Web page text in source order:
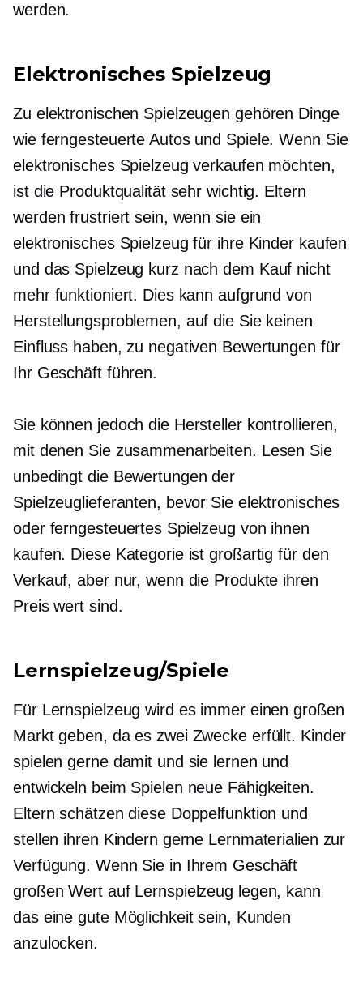
werden.
Elektronisches Spielzeug
Zu elektronischen Spielzeugen gehören Dinge
wie ferngesteuerte Autos und Spiele. Wenn Sie
elektronisches Spielzeug verkaufen möchten,
ist die Produktqualität sehr wichtig. Eltern
werden frustriert sein, wenn sie ein
elektronisches Spielzeug für ihre Kinder kaufen
und das Spielzeug kurz nach dem Kauf nicht
mehr funktioniert. Dies kann aufgrund von
Herstellungsproblemen, auf die Sie keinen
Einfluss haben, zu negativen Bewertungen für
Ihr Geschäft führen.
Sie können jedoch die Hersteller kontrollieren,
mit denen Sie zusammenarbeiten. Lesen Sie
unbedingt die Bewertungen der
Spielzeuglieferanten, bevor Sie elektronisches
oder ferngesteuertes Spielzeug von ihnen
kaufen. Diese Kategorie ist großartig für den
Verkauf, aber nur, wenn die Produkte ihren
Preis wert sind.
Lernspielzeug/Spiele
Für Lernspielzeug wird es immer einen großen
Markt geben, da es zwei Zwecke erfüllt. Kinder
spielen gerne damit und sie lernen und
entwickeln beim Spielen neue Fähigkeiten.
Eltern schätzen diese Doppelfunktion und
stellen ihren Kindern gerne Lernmaterialien zur
Verfügung. Wenn Sie in Ihrem Geschäft
großen Wert auf Lernspielzeug legen, kann
das eine gute Möglichkeit sein, Kunden
anzulocken.